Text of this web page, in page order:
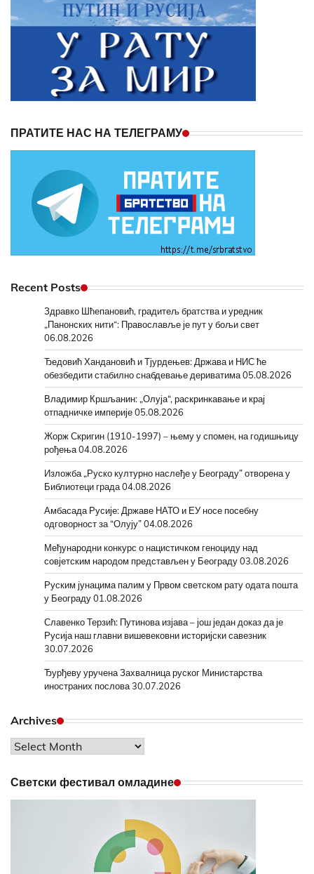
ПРАТИТЕ НАС НА ТЕЛЕГРАМУ
Recent Posts
Здравко Шћепановић, градитељ братства и уредник
„Панонских нити“: Православље је пут у бољи свет
06.08.2026
Ђедовић Хандановић и Тјурдењев: Држава и НИС ће
обезбедити стабилно снабдевање дериватима05.08.2026
Владимир Кршљанин: „Олуја“, раскринкавање и крај
отпадничке империје05.08.2026
Жорж Скригин (1910-1997) – њему у спомен, на годишњицу
рођења04.08.2026
Изложба „Руско културно наслеђе у Београду” отворена у
Библиотеци града04.08.2026
Амбасада Русије: Државе НАТО и ЕУ носе посебну
одговорност за “Олују”04.08.2026
Међународни конкурс о нацистичком геноциду над
совјетским народом представљен у Београду03.08.2026
Руским јунацима палим у Првом светском рату одата пошта
у Београду01.08.2026
Славенко Терзић: Путинова изјава – још један доказ да је
Русија наш главни вишевековни историјски савезник
30.07.2026
Ђурђеву уручена Захвалница руског Министарства
иностраних послова30.07.2026
Archives
Archives
Светски фестивал омладине